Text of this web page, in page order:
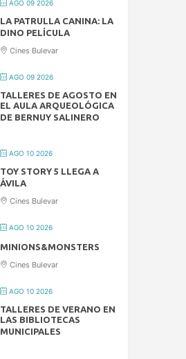
AGO 09 2026
LA PATRULLA CANINA: LA
DINO PELÍCULA
Cines Bulevar
AGO 09 2026
TALLERES DE AGOSTO EN
EL AULA ARQUEOLÓGICA
DE BERNUY SALINERO
AGO 10 2026
TOY STORY 5 LLEGA A
ÁVILA
Cines Bulevar
AGO 10 2026
MINIONS&MONSTERS
Cines Bulevar
AGO 10 2026
TALLERES DE VERANO EN
LAS BIBLIOTECAS
MUNICIPALES